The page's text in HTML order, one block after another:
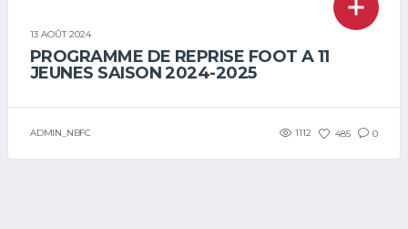
13 AOÛT 2024
PROGRAMME DE REPRISE FOOT A 11
JEUNES SAISON 2024-2025
ADMIN_NBFC 1112 485 0